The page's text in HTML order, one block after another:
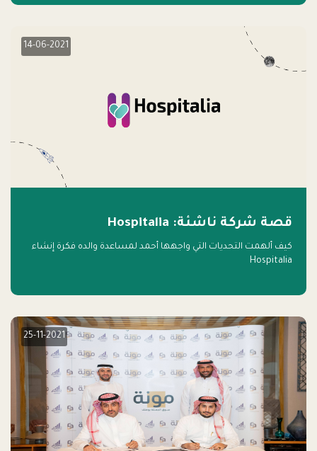
14-06-2021
قصة شركة ناشئة: Hospitalia
كيف ألهمت التحديات التي واجهها أحمد لمساعدة والده فكرة إنشاء
Hospitalia
25-11-2021